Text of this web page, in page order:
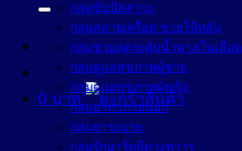
0 บาท
กลุ่มขับปัสสาวะ
กลุ่มคลายเครียด ช่วยให้หลับ
กลุ่มช่วยลดระดับน้ำตาลในเลือด
กลุ่มดูแลสุขภาพผู้ชาย
กลุ่มดูแลสุขภาพผู้หญิง
กลุ่มยาทาภายนอก
กลุ่มยาระบาย
กลุ่มรักษาริดสีดวงทวาร